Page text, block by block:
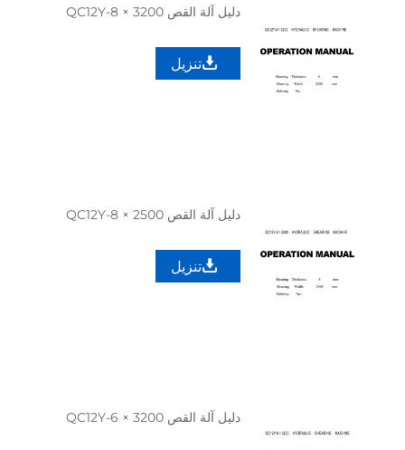
دليل آلة القص QC12Y-8 × 3200
تنزيل
دليل آلة القص QC12Y-8 × 2500
تنزيل
دليل آلة القص QC12Y-6 × 3200